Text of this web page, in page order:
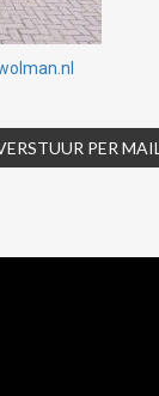
PER MAIL